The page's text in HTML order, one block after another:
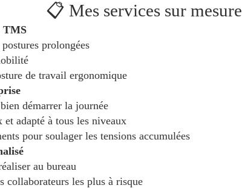
📋 Mes services sur mesure
TMS
prolongées
de travail ergonomique
démarrer la journée
adapté à tous les niveaux
pour soulager les tensions accumulées
au bureau
collaborateurs les plus à risque